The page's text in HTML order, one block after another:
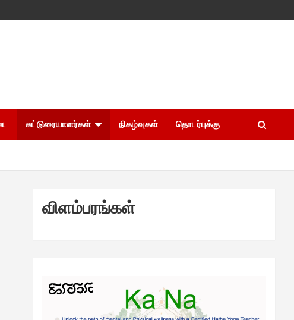
கட்டுரையாளர்கள் நிகழ்வுகள் தொடர்புக்கு
விளம்பரங்கள்